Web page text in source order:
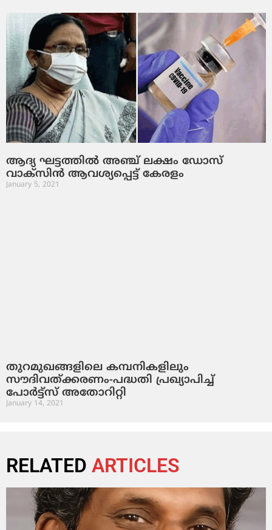
ആദ്യ ഘട്ടത്തില്‍ അഞ്ച് ലക്ഷം ഡോസ്
വാക്‌സിന്‍ ആവശ്യപ്പെട്ട് കേരളം
January 5, 2021
തുറമുഖങ്ങളിലെ കമ്പനികളിലും
സൗദിവത്ക്കരണം-പദ്ധതി പ്രഖ്യാപിച്ച്
പോര്‍ട്ട്‌സ് അതോറിറ്റി
January 14, 2021
RELATED ARTICLES